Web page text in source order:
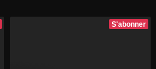
S'abonner